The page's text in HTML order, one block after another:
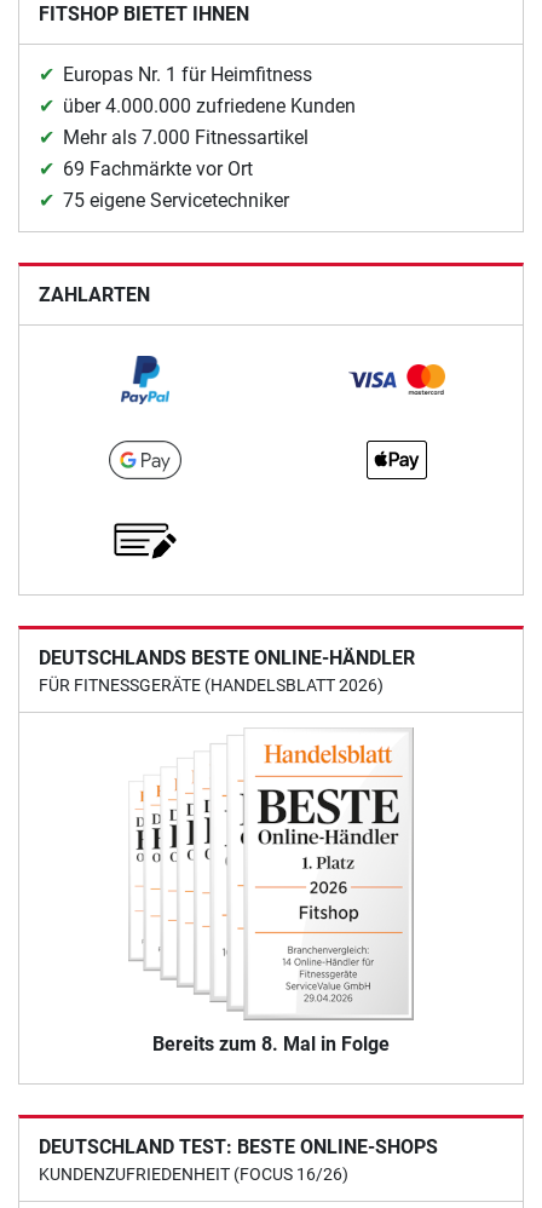
FITSHOP BIETET IHNEN
Europas Nr. 1 für Heimfitness
über 4.000.000 zufriedene Kunden
Mehr als 7.000 Fitnessartikel
69 Fachmärkte vor Ort
75 eigene Servicetechniker
ZAHLARTEN
DEUTSCHLANDS BESTE ONLINE-HÄNDLER
FÜR FITNESSGERÄTE (HANDELSBLATT 2026)
Bereits zum 8. Mal in Folge
DEUTSCHLAND TEST: BESTE ONLINE-SHOPS
KUNDENZUFRIEDENHEIT (FOCUS 16/26)